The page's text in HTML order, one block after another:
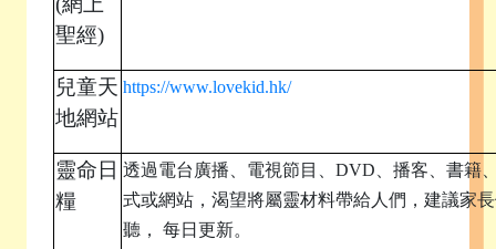
聖經)
兒童天
地網站
https://www.lovekid.hk/
靈命日
糧
透過電台廣播、電視節目、DVD、播客、書籍
式或網站，渴望將屬靈材料帶給人們，建議家
聽， 每日更新。